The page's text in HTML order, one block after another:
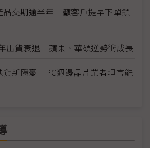
品交期逾半年 籲客戶提早下單鎖
出貨衰退 蘋果、華碩逆勢衝成長
貨新隱憂 PC週邊晶片業者坦言能